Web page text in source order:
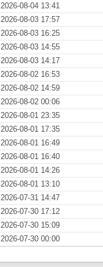
2026-08-04 13:41
2026-08-03 17:57
2026-08-03 16:25
2026-08-03 14:55
2026-08-03 14:17
2026-08-02 16:53
2026-08-02 14:59
2026-08-02 00:06
2026-08-01 23:35
2026-08-01 17:35
2026-08-01 16:49
2026-08-01 16:40
2026-08-01 14:26
2026-08-01 13:10
2026-07-31 14:47
2026-07-30 17:12
2026-07-30 15:09
2026-07-30 00:00